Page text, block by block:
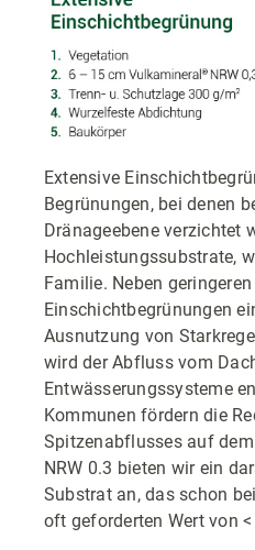
Extensive
Begrünungen, bei denen
Dränageebene verzichtet
Hochleistungssubstrate,
Familie. Neben
Einschichtbegrünungen
Ausnutzung von
wird der Abfluss vom
Entwässerungssysteme
Kommunen fördern die
Spitzenabflusses auf
NRW 0.3 bieten wir ein
Substrat an, das schon
oft geforderten Wert von